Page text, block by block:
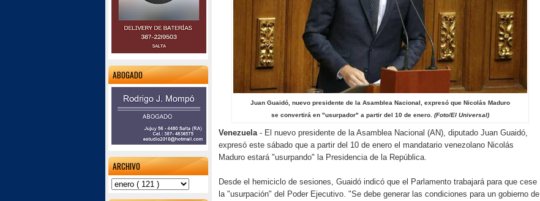
Juan Guaidó, nuevo presidente de la Asamblea Nacional, expresó que Nicolás Maduro
se convertirá en "usurpador" a partir del 10 de enero. (Foto/El Universal)
Venezuela- El nuevo presidente de la Asamblea Nacional (AN), diputado Juan Guaidó,
expresó este sábado que a partir del 10 de enero el mandatario venezolano Nicolás
Maduro estará "usurpando" la Presidencia de la República.
Desde el hemiciclo de sesiones, Guaidó indicó que el Parlamento trabajará para que cese
la "usurpación" del Poder Ejecutivo. "Se debe generar las condiciones para un gobierno de
ABOGADO
ARCHIVO